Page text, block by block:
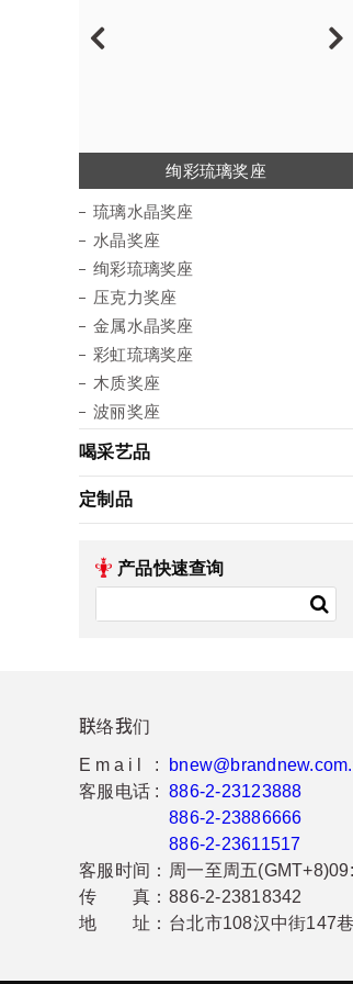
琉璃水晶奖座
水晶奖座
绚彩琉璃奖座
压克力奖座
金属水晶奖座
彩虹琉璃奖座
木质奖座
波丽奖座
琉璃水晶奖座
水晶奖座
绚彩琉璃奖座
压克力奖座
金属水晶奖座
彩虹琉璃奖座
木质奖座
波丽奖座
喝采艺品
定制品
产品快速查询
联络我们
Email :
客服电话 : 886-2-23123888
886-2-23886666
886-2-23611517
客服时间： 周一至周五
传 真： 886-2-23818342
地 址： 台北市108汉中街147